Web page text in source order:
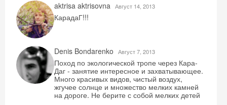
aktrisa aktrisovna Август 14, 2013
КарадаГ!!!
Denis Bondarenko Август 7, 2013
Поход по экологической тропе через Кара-
Даг - занятие интересное и захватывающее.
Много красивых видов, чистый воздух,
жгучее солнце и множество мелких камней
на дороге. Не берите с собой мелких детей